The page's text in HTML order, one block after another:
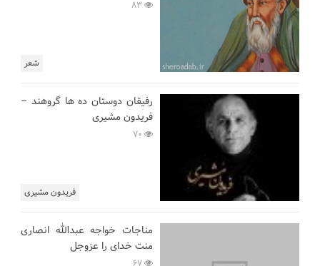
شعر
فریدون مشیری
رفیقان دوستان ده ها گروهند –
فریدون مشیری
مناجات خواجه عبدالله انصاری
منت خدای را عزوجل